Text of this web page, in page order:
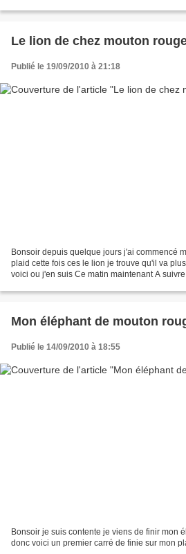
Le lion de chez mouton
Publié le 19/09/2010 à 21:18
Bonsoir depuis quelque jours j'ai commencé
plaid cette fois ces le lion je trouve qu'il va
voici ou j'en suis Ce matin maintenant A suivre
Mon éléphant de mouton
Publié le 14/09/2010 à 18:55
Bonsoir je suis contente je viens de finir mon
donc voici un premier carré de finie sur mon